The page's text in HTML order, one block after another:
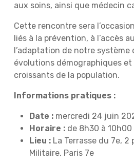
aux soins, ainsi que médecin
Cette rencontre sera
liés à la prévention, à l’accès
l’adaptation de notre système
évolutions démographiques et
croissants de la population.
Informations pratiques :
Date :mercredi 24 juin
Horaire :de 8h30 à 10h00
Lieu :La Terrasse du 7e, 2
Militaire, Paris 7e